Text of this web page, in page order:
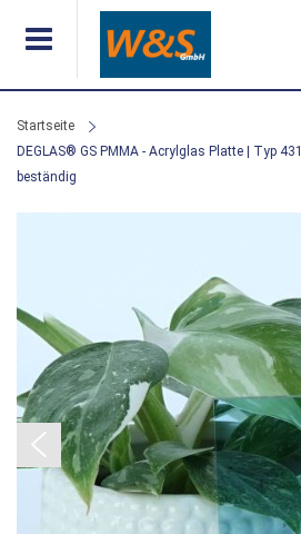
Startseite
DEGLAS® GS PMMA - Acrylglas Platte | Typ
beständig
Bildergalerie
springen